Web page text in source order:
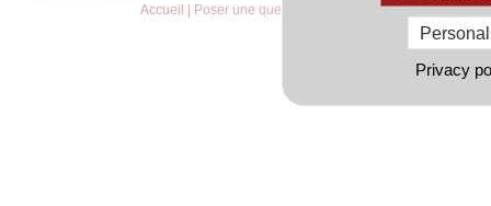
Accueil Poser une question
Privacy